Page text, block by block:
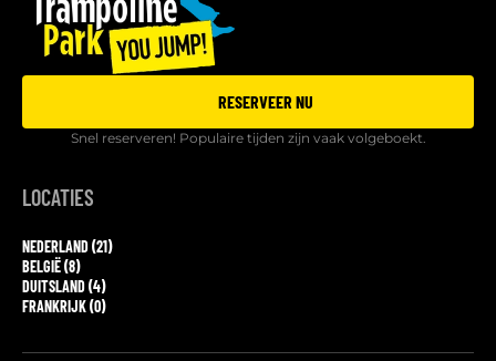
RESERVEER NU
Snel reserveren! Populaire tijden zijn vaak volgeboekt.
LOCATIES
NEDERLAND (21)
BELGIË (8)
DUITSLAND (4)
FRANKRIJK (0)